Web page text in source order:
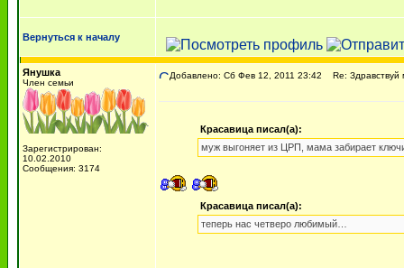
Вернуться к началу
Янушка
Член семьи
Зарегистрирован:
10.02.2010
Сообщения: 3174
Добавлено: Сб Фев 12, 2011 23:42 Re:
Красавица писал(а):
муж выгоняет из ЦРП, мама забирает
Красавица писал(а):
теперь нас четверо любимый…